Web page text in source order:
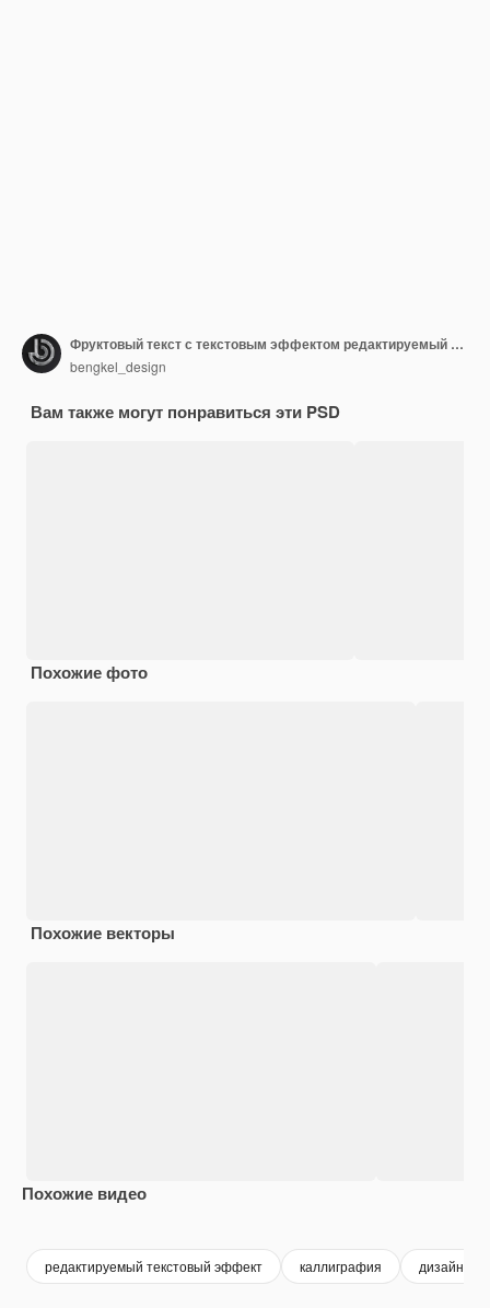
Фруктовый текст с текстовым эффектом редактируемый 3d стиль шрифта
bengkel_design
Вам также могут понравиться эти PSD
Похожие фото
Похожие векторы
Похожие видео
редактируемый текстовый эффект каллиграфия дизайн